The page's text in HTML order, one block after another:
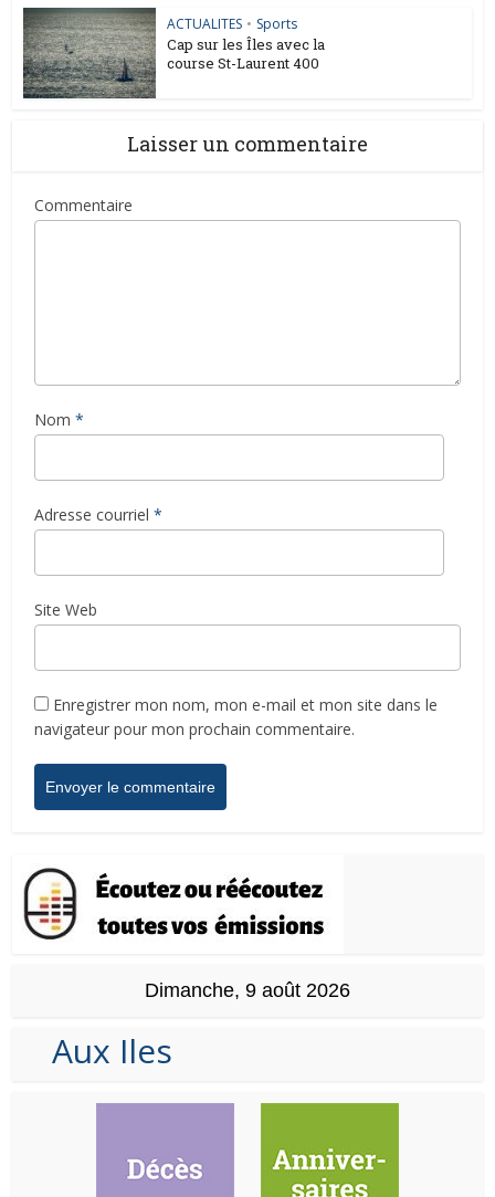
ACTUALITES • Sports
Cap sur les Îles avec la
course St-Laurent 400
Laisser un commentaire
Commentaire
Nom *
Adresse courriel *
Site Web
Enregistrer mon nom, mon e-mail et mon site dans le
navigateur pour mon prochain commentaire.
Dimanche, 9 août 2026
Aux Iles